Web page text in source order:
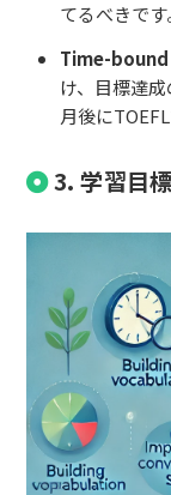
てるべきです
Time-bound
け、目標達
月後に
3. 学習目